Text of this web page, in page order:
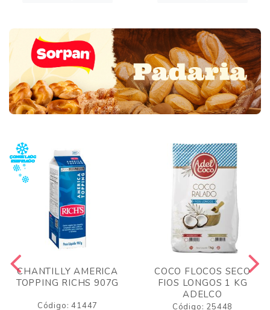
CHANTILLY AMERICA
TOPPING RICHS 907G
Código: 41447
COCO FLOCOS SECO
FIOS LONGOS 1 KG
ADELCO
Código: 25448